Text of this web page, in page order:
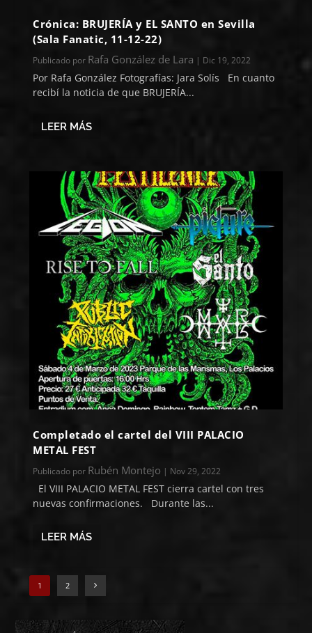
Crónica: BRUJERÍA y EL SANTO en Sevilla
(Sala Fanatic, 11-12-22)
Publicado por Rafa González de Lara | Dic 19, 2022
Por Rafa González Fotografías: Jara Solís En cuanto
recibí la noticia de que BRUJERÍA...
LEER MÁS
Completado el cartel del VIII PALACIO
METAL FEST
Publicado por Rubén Montejo | Nov 29, 2022
El VIII PALACIO METAL FEST cierra cartel con tres
nuevas confirmaciones. Durante las...
LEER MÁS
1 2